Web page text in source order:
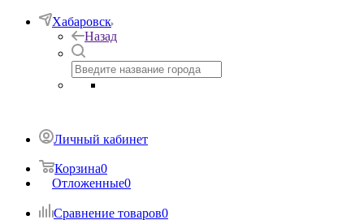
Хабаровск
Назад
Личный кабинет
Корзина0
Отложенные0
Сравнение товаров0